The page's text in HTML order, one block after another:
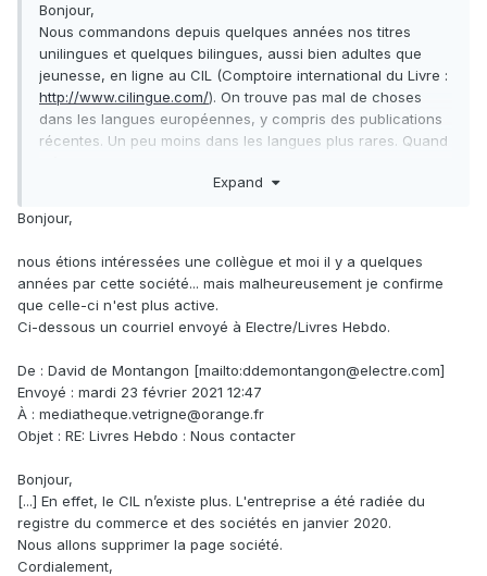
Bonjour,
Nous commandons depuis quelques années nos titres
unilingues et quelques bilingues, aussi bien adultes que
jeunesse, en ligne au CIL (Comptoire international du Livre :
http://www.cilingue.com/). On trouve pas mal de choses
dans les langues européennes, y compris des publications
récentes. Un peu moins dans les langues plus rares. Quand
rien en persan... Mais on peut leur faire remonter les
ajouter des titres correspondants à leur catalogue.
faire plaisir en jeunesse, avec un beau choix d'albums,
premières lectures, romans ados, BD...
Pour les langues non-européennes (russe, arabe, chinois,
etc.), les titres et auteurs sont transcris en alphabet latin et
un minimum ce qu'on achète !
Pour la plupart des titres, il est possible de voir quelques
pages de l'ouvrage, ce qui est bien chouette en jeunesse
pour apprécier la qualité de l'illustration.
tout cataloguer à la main ensuite. :-( C'est le point négatif.
Expand
Bonjour,
nous étions intéressées une collègue et moi il y a quelques
années par cette société... mais malheureusement je confirme
que celle-ci n'est plus active.
Ci-dessous un courriel envoyé à Electre/Livres Hebdo.
De : David de Montangon [mailto:ddemontangon@electre.com]
Envoyé : mardi 23 février 2021 12:47
À : mediatheque.vetrigne@orange.fr
Objet : RE: Livres Hebdo : Nous contacter
Bonjour,
[...] En effet, le CIL n’existe plus. L'entreprise a été radiée du
registre du commerce et des sociétés en janvier 2020.
Nous allons supprimer la page société.
Cordialement,